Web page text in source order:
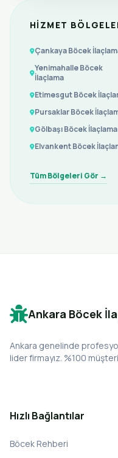
HIZMET
Çankaya Böcek
Yenimahalle Böcek
İlaçlama
Etimesgut Böcek
Pursaklar Böcek
Gölbaşı Böcek İlaçlama
Elvankent Böcek
Tüm Bölgeleri Gör →
Ankara Böcek
Ankara genelinde
lider firmayız. %100
Hızlı Bağlantılar
Böcek Rehberi